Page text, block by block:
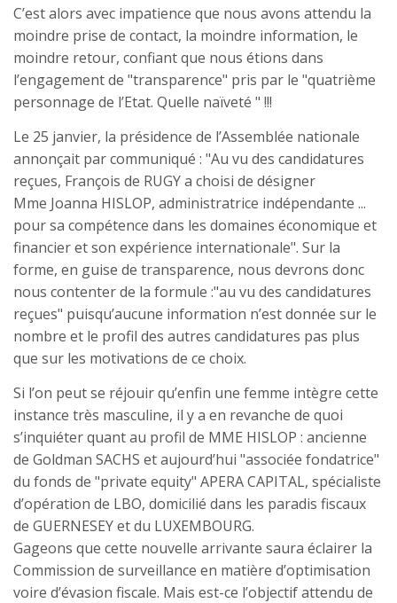
C’est alors avec impatience que nous avons attendu la
moindre prise de contact, la moindre information, le
moindre retour, confiant que nous étions dans
l’engagement de "transparence" pris par le "quatrième
personnage de l’Etat. Quelle naïveté " !!!
Le 25 janvier, la présidence de l’Assemblée nationale
annonçait par communiqué : "Au vu des candidatures
reçues, François de RUGY a choisi de désigner
Mme Joanna HISLOP, administratrice indépendante ...
pour sa compétence dans les domaines économique et
financier et son expérience internationale". Sur la
forme, en guise de transparence, nous devrons donc
nous contenter de la formule :"au vu des candidatures
reçues" puisqu’aucune information n’est donnée sur le
nombre et le profil des autres candidatures pas plus
que sur les motivations de ce choix.
Si l’on peut se réjouir qu’enfin une femme intègre cette
instance très masculine, il y a en revanche de quoi
s’inquiéter quant au profil de MME HISLOP : ancienne
de Goldman SACHS et aujourd’hui "associée fondatrice"
du fonds de "private equity" APERA CAPITAL, spécialiste
d’opération de LBO, domicilié dans les paradis fiscaux
de GUERNESEY et du LUXEMBOURG.
Gageons que cette nouvelle arrivante saura éclairer la
Commission de surveillance en matière d’optimisation
voire d’évasion fiscale. Mais est-ce l’objectif attendu de